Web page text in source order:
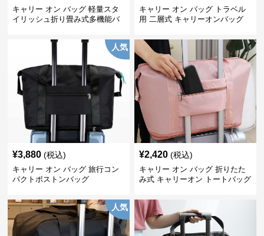
キャリー オン バッグ 軽量スタ
イリッシュ折り畳み式多機能バ
キャリー オン バッグ トラベル
用 二層式 キャリーオンバッグ
人気
¥3,880 (税込)
キャリー オン バッグ 旅行コン
パクトボストンバッグ
¥2,420 (税込)
キャリー オン バッグ 折りたた
み式 キャリーオン トートバッグ
人気